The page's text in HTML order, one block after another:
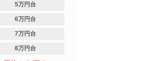
5万円台
6万円台
7万円台
8万円台